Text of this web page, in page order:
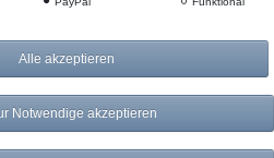
Tage Rückgabe
Artikel
Alle akzeptieren
Notwendige akzeptieren